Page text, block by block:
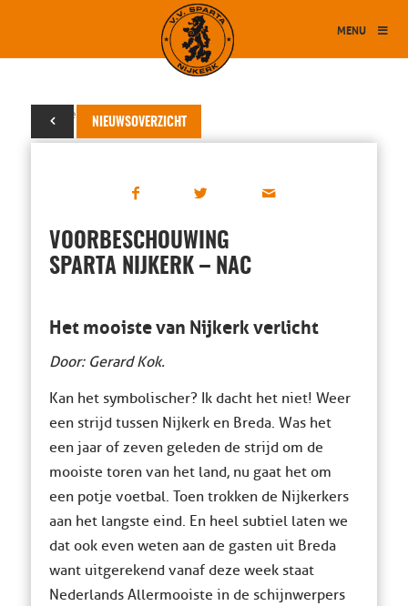
MENU
NIEUWSOVERZICHT
16 december 2019
VOORBESCHOUWING
SPARTA NIJKERK – NAC
Het mooiste van Nijkerk verlicht
Door: Gerard Kok.
Kan het symbolischer? Ik dacht het niet! Weer
een strijd tussen Nijkerk en Breda. Was het
een jaar of zeven geleden de strijd om de
mooiste toren van het land, nu gaat het om
een potje voetbal. Toen trokken de Nijkerkers
aan het langste eind. En heel subtiel laten we
dat ook even weten aan de gasten uit Breda
want uitgerekend vanaf deze week staat
Nederlands Allermooiste in de schijnwerpers